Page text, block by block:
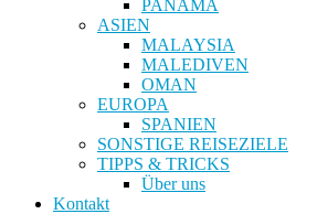
PANAMA
ASIEN
MALAYSIA
MALEDIVEN
OMAN
EUROPA
SPANIEN
SONSTIGE REISEZIELE
TIPPS & TRICKS
Über uns
Kontakt